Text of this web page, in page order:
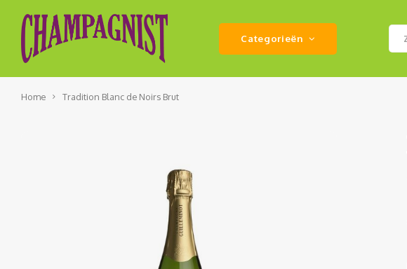
Categorieën
Home Tradition Blanc de Noirs Brut